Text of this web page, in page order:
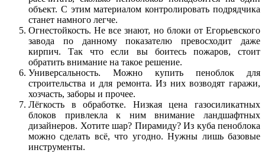
объект. С этим материалом контролировать подрядчика
станет намного легче.
Огнестойкость. Не все знают, но блоки от Егорьевского
завода по данному показателю превосходит даже
кирпич. Так что если вы боитесь пожаров, стоит
обратить внимание на такое решение.
Универсальность. Можно купить пеноблок для
строительства и для ремонта. Из них возводят гаражи,
хозчасть, заборы и прочее.
Лёгкость в обработке. Низкая цена газосиликатных
блоков привлекла к ним внимание ландшафтных
дизайнеров. Хотите шар? Пирамиду? Из куба пеноблока
можно сделать всё, что угодно. Нужны лишь базовые
инструменты.